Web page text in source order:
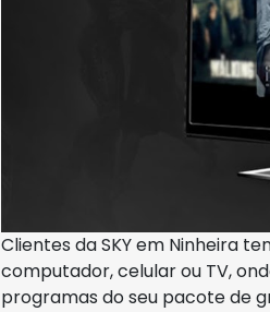
Clientes da SKY em Ninheira
computador, celular ou TV,
programas do seu pacote de